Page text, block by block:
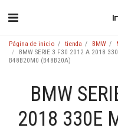
Página de inicio tienda BMW
BMW SERIE 3 F30 2012 A 2018
B48B20M0 (B48B20A)
BMW
2018 330E